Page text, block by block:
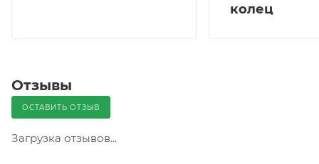
колец
Отзывы
ОСТАВИТЬ ОТЗЫВ
Загрузка отзывов...